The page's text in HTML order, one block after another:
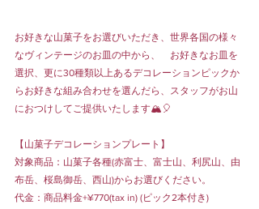
お好きな山菓子をお選びいただき、世界各国の様々
なヴィンテージのお皿の中から、　お好きなお皿を
選択、更に30種類以上あるデコレーションピックか
らお好きな組み合わせを選んだら、スタッフがお山
におつけしてご提供いたします🏔️🎈
【山菓子デコレーションプレート】
対象商品：山菓子各種(赤富士、富士山、利尻山、由
布岳、桜島御岳、西山)からお選びください。
代金：商品料金+¥770(tax in) (ピック2本付き)